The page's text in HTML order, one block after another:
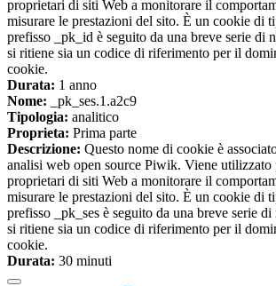
proprietari di siti Web a monitorare il
misurare le prestazioni del sito. È un cookie di
prefisso _pk_id è seguito da una breve serie di
si ritiene sia un codice di riferimento per il
cookie.
Durata: 1 anno
Nome: _pk_ses.1.a2c9
Tipologia: analitico
Proprieta: Prima parte
Descrizione: Questo nome di cookie è
analisi web open source Piwik. Viene utilizzato
proprietari di siti Web a monitorare il
misurare le prestazioni del sito. È un cookie di
prefisso _pk_ses è seguito da una breve serie
si ritiene sia un codice di riferimento per il
cookie.
Durata: 30 minuti